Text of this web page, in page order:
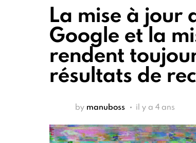
La mise à jour
Google et la
rendent
résultats de
by manuboss il y a 4 ans